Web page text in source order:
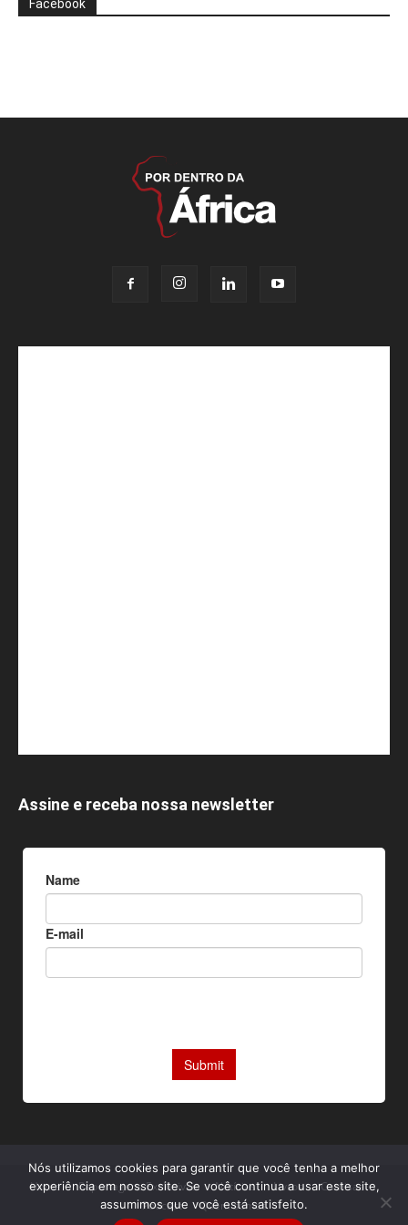
Facebook
Assine e receba nossa newsletter
Home Reportagens Exclusivas Notícias Livros
Camisas
Podcast
Quem somos
Nós utilizamos cookies para garantir que você tenha a melhor
experiência em nosso site. Se você continua a usar este site,
assumimos que você está satisfeito.